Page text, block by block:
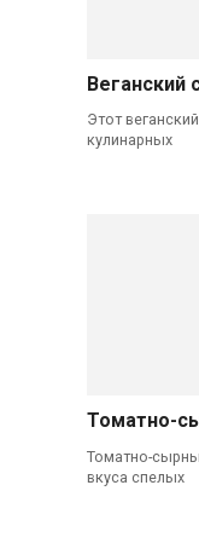
Веганский
Этот
кулинарных
Томатно-
Томатно-
вкуса спелых